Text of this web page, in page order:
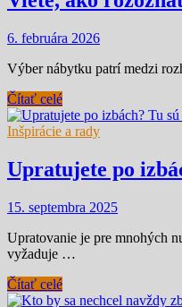
6. februára 2026
Výber nábytku patrí medzi
Čítať celé
Inšpirácie a rady
Upratujete po
15. septembra 2025
Upratovanie je pre mnohých
vyžaduje …
Čítať celé